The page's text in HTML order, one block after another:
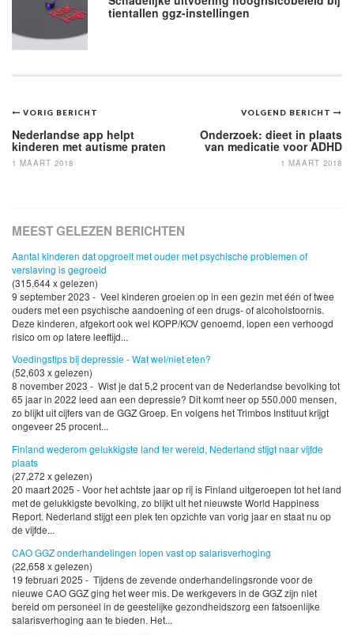
tientallen ggz-instellingen
Bericht
navigatie
VOLGEND BERICHT
Onderzoek: dieet in plaats
van medicatie voor ADHD
1 MAART 2018
VORIG BERICHT
Nederlandse app helpt
kinderen met autisme praten
1 MAART 2018
MEEST GELEZEN BERICHTEN
Aantal kinderen dat opgroeit met ouder met psychische problemen of
verslaving is gegroeid
(315,644 x gelezen)
9 september 2023 - Veel kinderen groeien op in een gezin met één of twee
ouders met een psychische aandoening of een drugs- of alcoholstoornis.
Deze kinderen, afgekort ook wel KOPP/KOV genoemd, lopen een verhoogd
risico om op latere leeftijd...
Voedingstips bij depressie - Wat wel/niet eten?
(52,603 x gelezen)
8 november 2023 - Wist je dat 5,2 procent van de Nederlandse bevolking tot
65 jaar in 2022 leed aan een depressie? Dit komt neer op 550.000 mensen,
zo blijkt uit cijfers van de GGZ Groep. En volgens het Trimbos Instituut krijgt
ongeveer 25 procent...
Finland wederom gelukkigste land ter wereld, Nederland stijgt naar vijfde
plaats
(27,272 x gelezen)
20 maart 2025 - Voor het achtste jaar op rij is Finland uitgeroepen tot het land
met de gelukkigste bevolking, zo blijkt uit het nieuwste World Happiness
Report. Nederland stijgt een plek ten opzichte van vorig jaar en staat nu op
de vijfde...
CAO GGZ onderhandelingen lopen vast op salarisverhoging
(22,658 x gelezen)
19 februari 2025 - Tijdens de zevende onderhandelingsronde voor de
nieuwe CAO GGZ ging het weer mis. De werkgevers in de GGZ zijn niet
bereid om personeel in de geestelijke gezondheidszorg een fatsoenlijke
salarisverhoging aan te bieden. Het...